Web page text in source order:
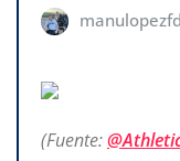
(Fuente: